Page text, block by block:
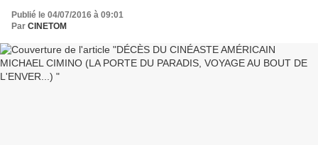
Publié le 04/07/2016 à 09:01
Par CINETOM